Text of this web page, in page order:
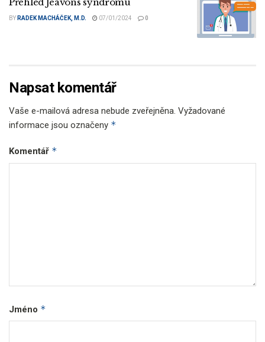
BY RADEK MACHÁČEK, M.D. 07/01/2024 0
Napsat komentář
Vaše e-mailová adresa nebude zveřejněna. Vyžadované
informace jsou označeny *
Komentář *
Jméno *